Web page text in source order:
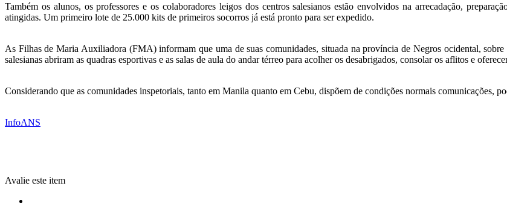
Também os alunos, os professores e os colaboradores leigos dos centros salesianos estão envolvidos na arrecadação,
atingidas. Um primeiro lote de 25.000 kits de primeiros socorros já está pronto para ser expedido.
As Filhas de Maria Auxiliadora (FMA) informam que uma de suas comunidades, situada na província de Negros ocidental,
salesianas abriram as quadras esportivas e as salas de aula do andar térreo para acolher os desabrigados, consolar os aflitos e
Considerando que as comunidades inspetoriais, tanto em Manila quanto em Cebu, dispõem de condições normais comunicações,
InfoANS
Avalie este item